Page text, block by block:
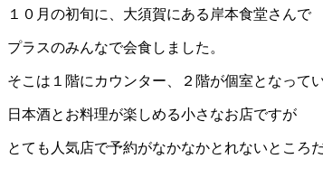
１０月の初旬に、大須賀にある岸本食堂さんで
プラスのみんなで会食しました。
そこは１階にカウンター、２階が個室となって
日本酒とお料理が楽しめる小さなお店ですが
とても人気店で予約がなかなかとれないところ